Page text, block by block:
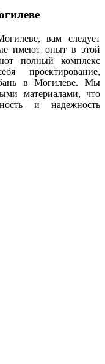
вам следует
имеют опыт в этой
полный комплекс
проектирование,
бань в Могилеве. Мы
материалами, что
и надежность